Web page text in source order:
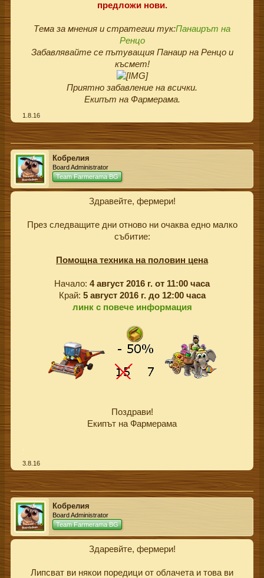
предложи нови.
Тема за мнения и стратегии тук:Панаирът на
Ренцо
Забавлявайте се пътуващия Панаир на Ренцо и
късмет!
Приятно забавление на всички.
Екипът на Фармерама.
1.8.16
Кобрелия
Board Administrator
Team Farmerama BG
Здравейте, фермери!
През следващите дни отново ни очаква едно малко
събитие:
Помощна техника на половин цена
Начало: 4 август 2016 г. от 11:00 часа
Край: 5 август 2016 г. до 12:00 часа
линк с повече информация
Поздрави!
Екипът на Фармерама​
3.8.16
Кобрелия
Board Administrator
Team Farmerama BG
Здаревйте, фермери!
Липсват ви някои поредици от облачета и това ви